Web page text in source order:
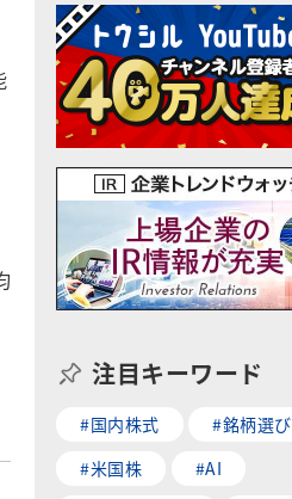
注目キーワード
#国内株式
#銘柄選び
#米国株
#AI